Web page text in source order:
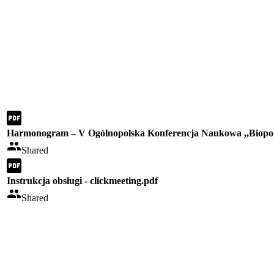
Harmonogram – V Ogólnopolska Konferencja Naukowa
Shared
Instrukcja obsługi - clickmeeting.pdf
Shared